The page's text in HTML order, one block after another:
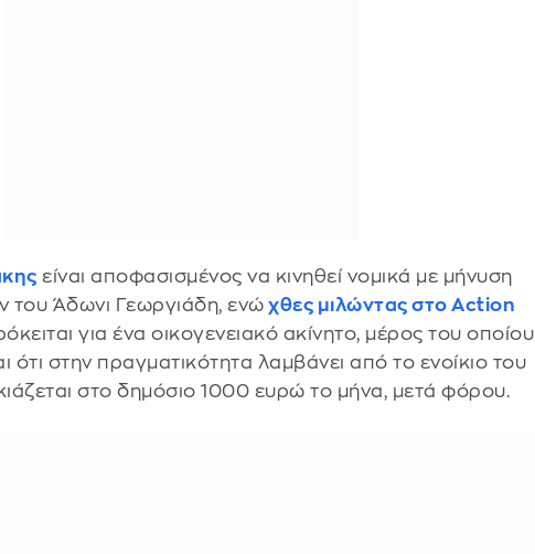
είναι αποφασισμένος να κινηθεί νομικά με μήνυση
του Άδωνι Γεωργιάδη, ενώ χθες μιλώντας στο Action
για ένα οικογενειακό ακίνητο, μέρος του οποίου
ότι στην πραγματικότητα λαμβάνει από το ενοίκιο του
στο δημόσιο 1000 ευρώ το μήνα, μετά φόρου.